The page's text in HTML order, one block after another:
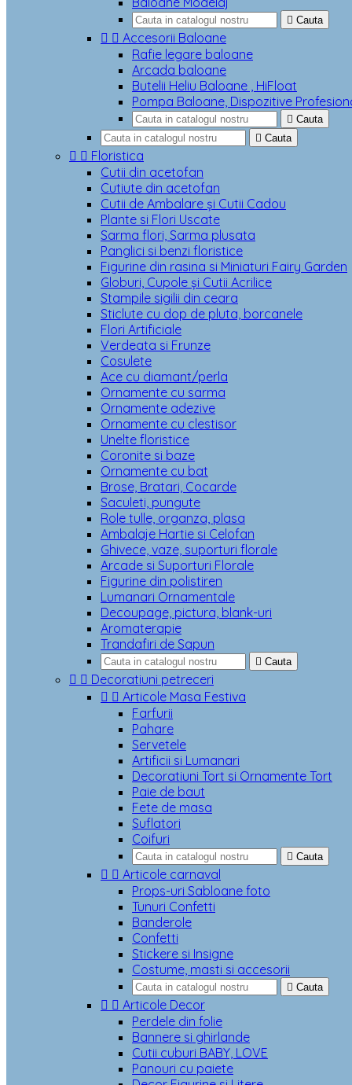
 Cauta
  Accesorii Baloane
Rafie legare baloane
Arcada baloane
Butelii Heliu Baloane , HiFloat
Pompa Baloane, Dispozitive
 Cauta
 Cauta
  Floristica
Cutii din acetofan
Cutiute din acetofan
Cutii de Ambalare și Cutii Cadou
Plante si Flori Uscate
Sarma flori, Sarma plusata
Panglici si benzi floristice
Figurine din rasina si Miniaturi Fairy Garden
Globuri, Cupole și Cutii Acrilice
Stampile sigilii din ceara
Sticlute cu dop de pluta, borcanele
Flori Artificiale
Verdeata si Frunze
Cosulete
Ace cu diamant/perla
Ornamente cu sarma
Ornamente adezive
Ornamente cu clestisor
Unelte floristice
Coronite si baze
Ornamente cu bat
Brose, Bratari, Cocarde
Saculeti, pungute
Role tulle, organza, plasa
Ambalaje Hartie si Celofan
Ghivece, vaze, suporturi florale
Arcade si Suporturi Florale
Figurine din polistiren
Lumanari Ornamentale
Decoupage, pictura, blank-uri
Aromaterapie
Trandafiri de Sapun
 Cauta
  Decoratiuni petreceri
  Articole Masa Festiva
Farfurii
Pahare
Servetele
Artificii si Lumanari
Decoratiuni Tort si Ornamente Tort
Paie de baut
Fete de masa
Suflatori
Coifuri
 Cauta
  Articole carnaval
Props-uri Sabloane foto
Tunuri Confetti
Banderole
Confetti
Stickere si Insigne
Costume, masti si accesorii
 Cauta
  Articole Decor
Perdele din folie
Bannere si ghirlande
Cutii cuburi BABY, LOVE
Panouri cu paiete